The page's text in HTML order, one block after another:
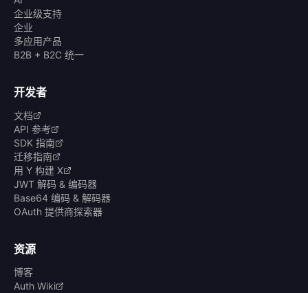
企业级支持
企业
多应用产品
B2B + B2C 统一
开发者
文档
API 参考
SDK 指南
迁移指南
用 Y 构建 X
JWT 解码 & 编码器
Base64 编码 & 解码器
OAuth 提供商探索器
资源
博客
Auth Wiki